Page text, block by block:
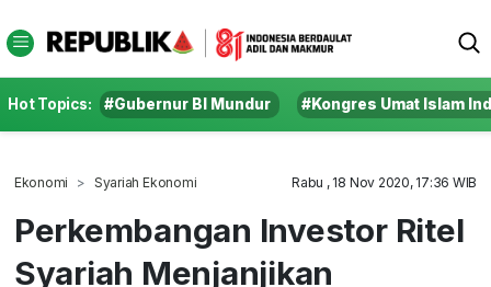
Hot Topics: #Gubernur BI Mundur #Kongres Umat Islam
Ekonomi Syariah Ekonomi Rabu , 18 Nov 2020, 17:36 WIB
Perkembangan Investor Ritel
Syariah Menjanjikan